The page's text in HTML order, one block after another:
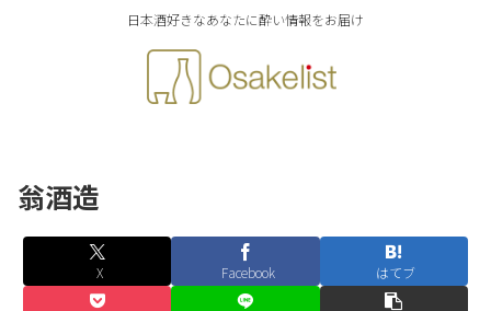
日本酒好きなあなたに酔い情報をお届け
翁酒造
X Facebook はてブ